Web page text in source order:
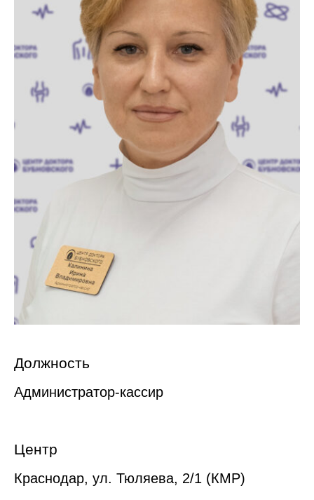
Должность
Администратор-кассир
Центр
Краснодар, ул. Тюляева, 2/1 (КМР)